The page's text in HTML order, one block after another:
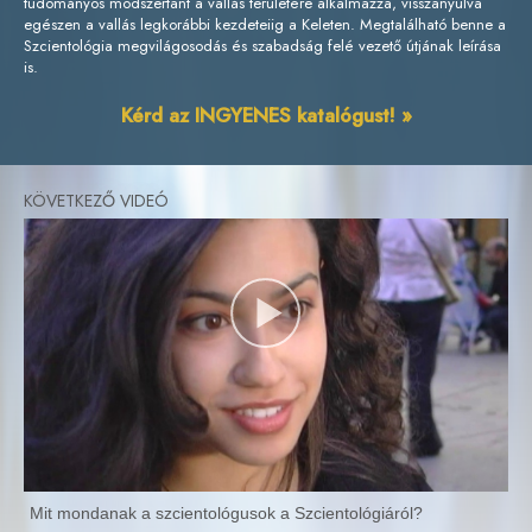
egészen a vallás legkorábbi kezdeteiig a Keleten. Megtalálható benne a
Szcientológia megvilágosodás és szabadság felé vezető útjának leírása
is.
Kérd az INGYENES katalógust! »
Mit mondanak a szcientológusok a Szcientológiáról?